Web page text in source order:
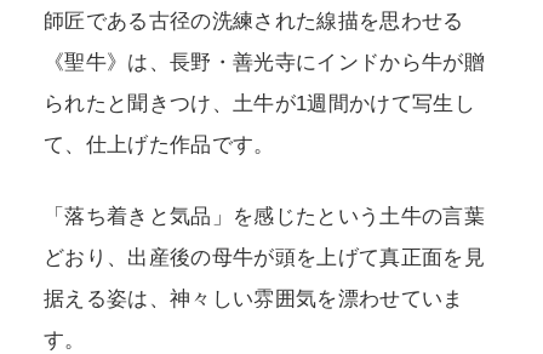
師匠である古径の洗練された線描を思わせる
《聖牛》は、長野・善光寺にインドから牛が贈
られたと聞きつけ、土牛が1週間かけて写生し
て、仕上げた作品です。
「落ち着きと気品」を感じたという土牛の言葉
どおり、出産後の母牛が頭を上げて真正面を見
据える姿は、神々しい雰囲気を漂わせていま
す。